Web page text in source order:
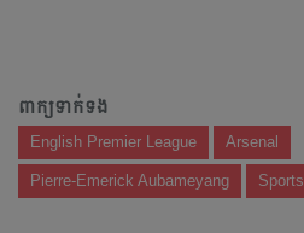
ពាក្យទាក់ទង
English Premier League Arsenal
Pierre-Emerick Aubameyang Sports